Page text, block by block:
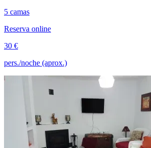
5 camas
Reserva online
30 €
pers./noche (aprox.)